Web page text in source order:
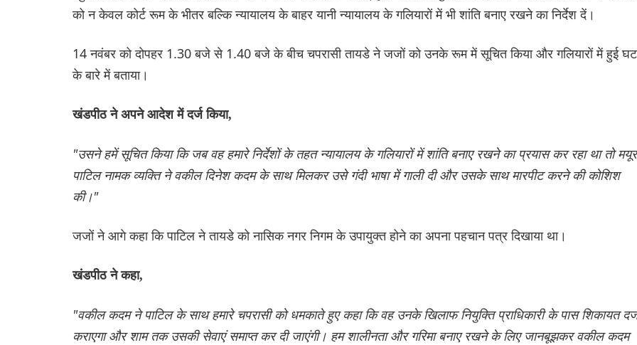
को न केवल कोर्ट रूम के भीतर बल्कि न्यायालय के बाहर यानी न्यायालय के गलियारों में भी शांति बनाए रखने का निर्देश दें।
14 नवंबर को दोपहर 1.30 बजे से 1.40 बजे के बीच चपरासी तायडे ने जजों को उनके रूम में सूचित किया और गलियारों में हुई
के बारे में बताया।
खंडपीठ ने अपने आदेश में दर्ज किया,
"उसने हमें सूचित किया कि जब वह हमारे निर्देशों के तहत न्यायालय के गलियारों में शांति बनाए रखने का प्रयास कर रहा था तो मयूर
पाटिल नामक व्यक्ति ने वकील दिनेश कदम के साथ मिलकर उसे गंदी भाषा में गाली दी और उसके साथ मारपीट करने की कोशिश
की।"
जजों ने आगे कहा कि पाटिल ने तायडे को नासिक नगर निगम के उपायुक्त होने का अपना पहचान पत्र दिखाया था।
खंडपीठ ने कहा,
"वकील कदम ने पाटिल के साथ हमारे चपरासी को धमकाते हुए कहा कि वह उनके खिलाफ नियुक्ति प्राधिकारी के पास शिकायत
कराएगा और शाम तक उसकी सेवाएं समाप्त कर दी जाएंगी। हम शालीनता और गरिमा बनाए रखने के लिए जानबूझकर वकील कदम